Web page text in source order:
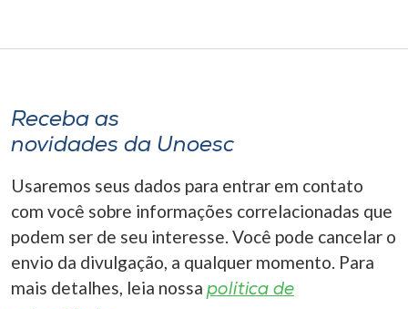
Receba as
novidades da Unoesc
Usaremos seus dados para entrar em contato
com você sobre informações correlacionadas que
podem ser de seu interesse. Você pode cancelar o
envio da divulgação, a qualquer momento. Para
mais detalhes, leia nossa política de